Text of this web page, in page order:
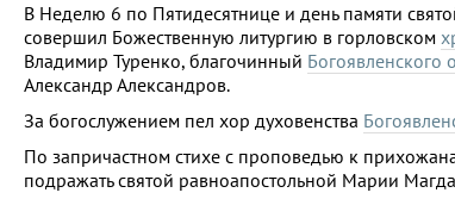
В Неделю 6 по Пятидесятнице и день памяти
совершил Божественную литургию в горловском
Владимир Туренко, благочинный Богоявленского
Александр Александров.
За богослужением пел хор духовенства
По запричастном стихе с проповедью к
подражать святой равноапостольной Марии